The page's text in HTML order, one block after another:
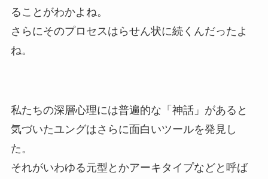
ることがわかよね。
さらにそのプロセスはらせん状に続くんだったよ
ね。
私たちの深層心理には普遍的な「神話」があると
気づいたユングはさらに面白いツールを発見し
た。
それがいわゆる元型とかアーキタイプなどと呼ば